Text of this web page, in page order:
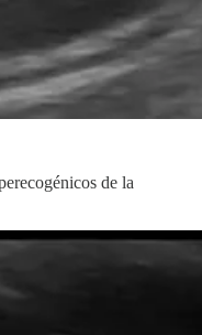
de la